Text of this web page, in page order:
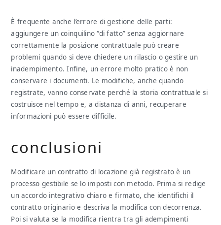
È frequente anche l’errore di gestione delle parti:
aggiungere un coinquilino “di fatto” senza aggiornare
correttamente la posizione contrattuale può creare
problemi quando si deve chiedere un rilascio o gestire un
inadempimento. Infine, un errore molto pratico è non
conservare i documenti. Le modifiche, anche quando
registrate, vanno conservate perché la storia contrattuale si
costruisce nel tempo e, a distanza di anni, recuperare
informazioni può essere difficile.
conclusioni
Modificare un contratto di locazione già registrato è un
processo gestibile se lo imposti con metodo. Prima si redige
un accordo integrativo chiaro e firmato, che identifichi il
contratto originario e descriva la modifica con decorrenza.
Poi si valuta se la modifica rientra tra gli adempimenti